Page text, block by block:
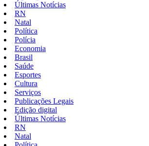
Últimas Notícias
RN
Natal
Política
Polícia
Economia
Brasil
Saúde
Esportes
Cultura
Serviços
Publicações Legais
Edição digital
Últimas Notícias
RN
Natal